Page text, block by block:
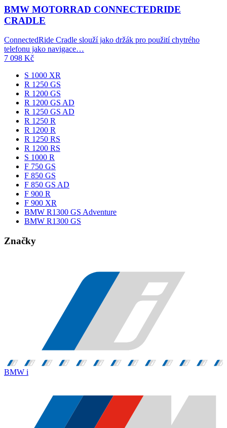
BMW MOTORRAD CONNECTEDRIDE
CRADLE
ConnectedRide Cradle slouží jako držák pro použití chytrého
telefonu jako navigace…
7 098 Kč
S 1000 XR
R 1250 GS
R 1200 GS
R 1200 GS AD
R 1250 GS AD
R 1250 R
R 1200 R
R 1250 RS
R 1200 RS
S 1000 R
F 750 GS
F 850 GS
F 850 GS AD
F 900 R
F 900 XR
BMW R1300 GS Adventure
BMW R1300 GS
Značky
BMW i